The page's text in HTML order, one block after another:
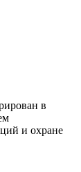
в
и охране